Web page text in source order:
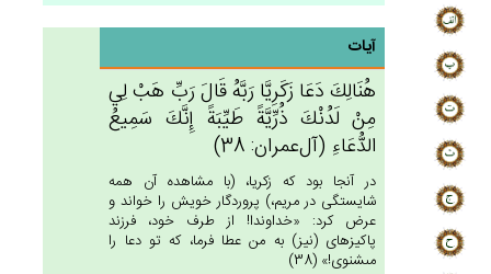
آیات
هُنَالِك‌َ دَعَا زَكَرِيَّا رَبَّه‌ُ قَال‌َ رَب‌ِّ هَب‌ْ لِي‌
مِنْ‌ لَدُنْك‌َ ذُرِّيَّة‌ً طَيِّبَة‌ً إِنَّك‌َ سَمِيع‌ُ
الدُّعَاءِ (آل‌عمران: 38)
در آنجا بود كه زكريا، (با مشاهده آن همه
شايستگى در مريم،) پروردگار خويش را خواند و
عرض كرد: «خداوندا! از طرف خود، فرزند
پاكيزه‏اى (نيز) به من عطا فرما، كه تو دعا را
مى‏شنوى!» (38)